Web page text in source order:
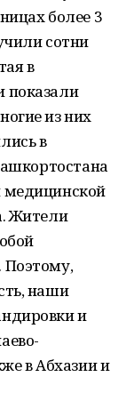
более 3
сотни
в
показали
из них
в
медицинской
Жители
Поэтому,
наши
и
в Абхазии и